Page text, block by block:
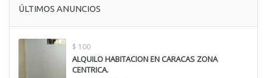
ÚLTIMOS ANUNCIOS
$ 100
ALQUILO HABITACION EN CARACAS ZONA
CENTRICA.